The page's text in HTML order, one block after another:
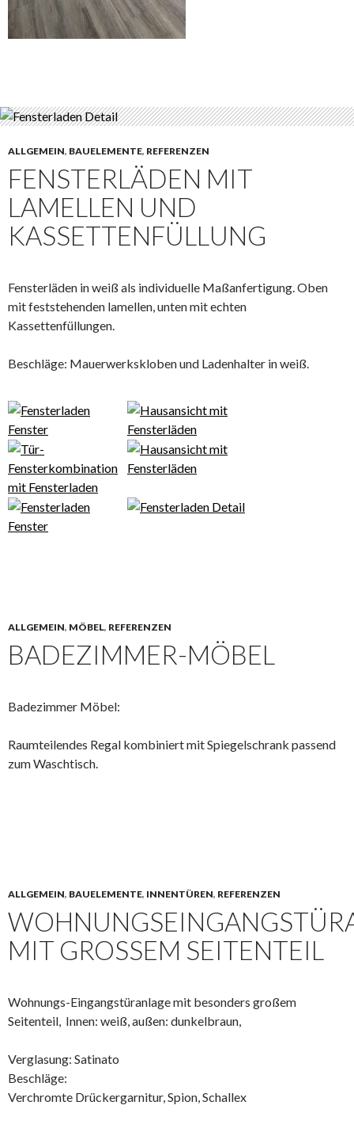
ALLGEMEIN, BAUELEMENTE, REFERENZEN
FENSTERLÄDEN MIT
LAMELLEN UND
KASSETTENFÜLLUNG
Fensterläden in weiß als individuelle Maßanfertigung. Oben
mit feststehenden lamellen, unten mit echten
Kassettenfüllungen.
Beschläge: Mauerwerkskloben und Ladenhalter in weiß.
ALLGEMEIN, MÖBEL, REFERENZEN
BADEZIMMER-MÖBEL
Badezimmer Möbel:
Raumteilendes Regal kombiniert mit Spiegelschrank passend
zum Waschtisch.
ALLGEMEIN, BAUELEMENTE, INNENTÜREN, REFERENZEN
MIT GROSSEM SEITENTEIL
Wohnungs-Eingangstüranlage mit besonders großem
Seitenteil, Innen: weiß, außen: dunkelbraun,
Verglasung: Satinato
Beschläge:
Verchromte Drückergarnitur, Spion, Schallex